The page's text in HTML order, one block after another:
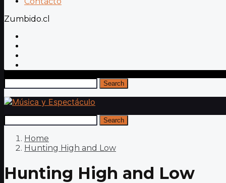
Zumbido.cl
Search
Search
Home
Hunting High and Low
Hunting High and Low